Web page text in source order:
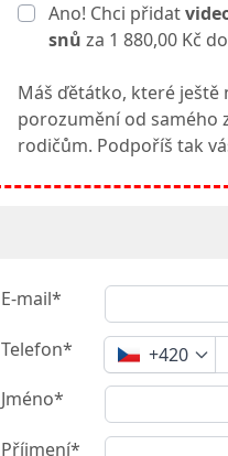
Ano! Chci přidat
snů za 1 880,00 Kč
Máš ďětátko, které ještě
porozumění od samého
rodičům. Podpoříš tak
E-mail*
Telefon*
+420
Jméno*
Příjmení*